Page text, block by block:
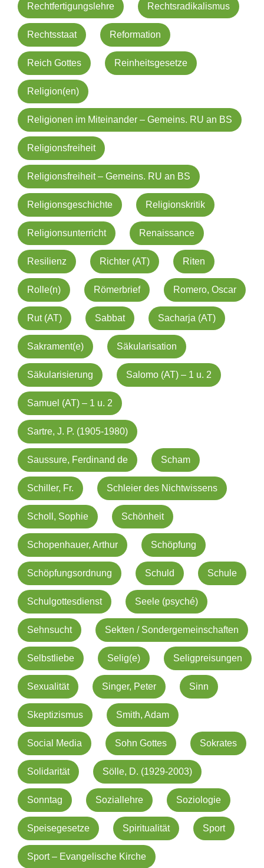
Rechtfertigungslehre Rechtsradikalismus
Rechtsstaat Reformation
Reich Gottes Reinheitsgesetze
Religion(en)
Religionen im Miteinander – Gemeins. RU an BS
Religionsfreiheit
Religionsfreiheit – Gemeins. RU an BS
Religionsgeschichte Religionskritik
Religionsunterricht Renaissance
Resilienz Richter (AT) Riten
Rolle(n) Römerbrief Romero, Oscar
Rut (AT) Sabbat Sacharja (AT)
Sakrament(e) Säkularisation
Säkularisierung Salomo (AT) – 1 u. 2
Samuel (AT) – 1 u. 2
Sartre, J. P. (1905-1980)
Saussure, Ferdinand de Scham
Schiller, Fr. Schleier des Nichtwissens
Scholl, Sophie Schönheit
Schopenhauer, Arthur Schöpfung
Schöpfungsordnung Schuld Schule
Schulgottesdienst Seele (psyché)
Sehnsucht Sekten / Sondergemeinschaften
Selbstliebe Selig(e) Seligpreisungen
Sexualität Singer, Peter Sinn
Skeptizismus Smith, Adam
Social Media Sohn Gottes Sokrates
Solidarität Sölle, D. (1929-2003)
Sonntag Soziallehre Soziologie
Speisegesetze Spiritualität Sport
Sport – Evangelische Kirche